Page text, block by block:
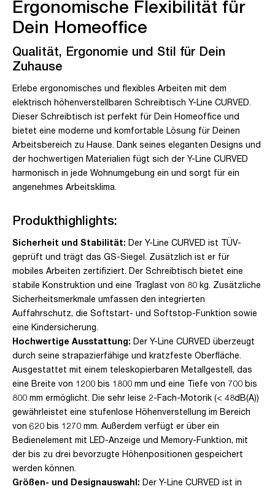
Ergonomische Flexibilität für
Dein Homeoffice
Qualität, Ergonomie und Stil für Dein
Zuhause
Erlebe ergonomisches und flexibles Arbeiten mit dem
elektrisch höhenverstellbaren Schreibtisch Y-Line CURVED.
Dieser Schreibtisch ist perfekt für Dein Homeoffice und
bietet eine moderne und komfortable Lösung für Deinen
Arbeitsbereich zu Hause. Dank seines eleganten Designs und
der hochwertigen Materialien fügt sich der Y-Line CURVED
harmonisch in jede Wohnumgebung ein und sorgt für ein
angenehmes Arbeitsklima.
Produkthighlights:
Sicherheit und Stabilität: Der Y-Line CURVED ist TÜV-
geprüft und trägt das GS-Siegel. Zusätzlich ist er für
mobiles Arbeiten zertifiziert. Der Schreibtisch bietet eine
stabile Konstruktion und eine Traglast von 80 kg. Zusätzliche
Sicherheitsmerkmale umfassen den integrierten
Auffahrschutz, die Softstart- und Softstop-Funktion sowie
eine Kindersicherung.
Hochwertige Ausstattung: Der Y-Line CURVED überzeugt
durch seine strapazierfähige und kratzfeste Oberfläche.
Ausgestattet mit einem teleskopierbaren Metallgestell, das
eine Breite von 1200 bis 1800 mm und eine Tiefe von 700 bis
800 mm ermöglicht. Die sehr leise 2-Fach-Motorik (< 48dB(A))
gewährleistet eine stufenlose Höhenverstellung im Bereich
von 620 bis 1270 mm. Außerdem verfügt er über ein
Bedienelement mit LED-Anzeige und Memory-Funktion, mit
der bis zu drei bevorzugte Höhenpositionen gespeichert
werden können.
Größen- und Designauswahl: Der Y-Line CURVED ist in